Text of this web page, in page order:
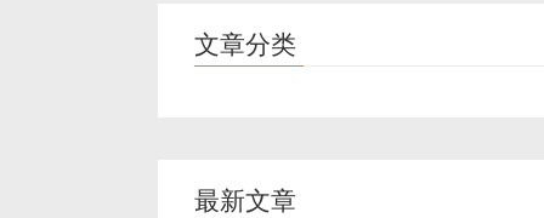
文章分类
最新文章